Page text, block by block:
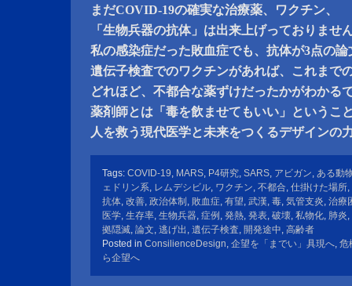
まだCOVID-19の確実な治療薬、ワクチン、
「生物兵器の抗体」は出来上げっておりませ
私の感染症だった敗血症でも、抗体が3点の
遺伝子検査でのワクチンがあれば、これまで
どれほど、不都合な薬ずけだったかがわかる
薬剤師とは「毒を飲ませてもいい」というこ
人を救う現代医学と未来をつくるデザインの
Tags: COVID-19, MARS, P4研究, SARS, アビガン, ある動
ェドリン系, レムデシビル, ワクチン, 不都合, 仕掛けた場所,
抗体, 改善, 政治体制 , 敗血症, 有望, 武漢, 毒, 気管支炎, 治療
医学, 生存率, 生物兵器, 症例 , 発熱, 発表, 破壊, 私物化, 肺炎,
拠隠滅, 論文, 逃げ出 , 遺伝子検査, 開発途中, 高齢者
Posted in ConsilienceDesign, 企望を「までい」具現へ, 危
ら企望へ